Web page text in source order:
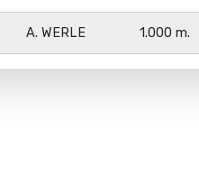
A. WERLE 1.000 m.